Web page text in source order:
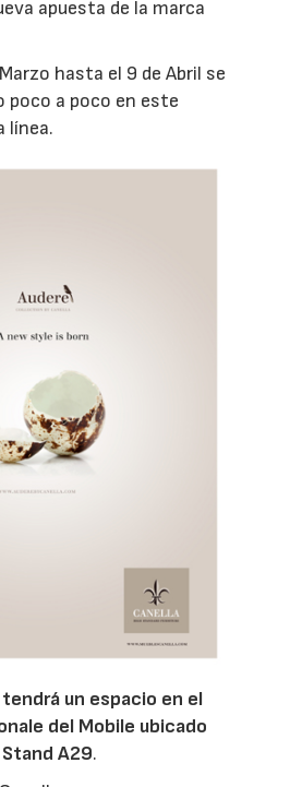
apuesta de la marca
hasta el 9 de Abril se
poco a poco en este
línea.
un espacio en el
del Mobile ubicado
A29.